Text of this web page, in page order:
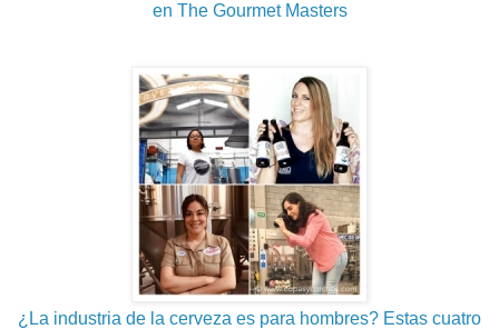
en The Gourmet Masters
¿La industria de la cerveza es para hombres? Estas cuatro